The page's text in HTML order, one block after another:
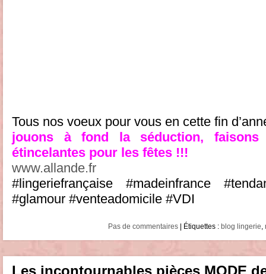
Tous nos voeux pour vous en cette fin
jouons à fond la séduction,
étincelantes pour les fêtes !!!
www.allande.fr
#lingeriefrançaise #madeinfrance
#glamour #venteadomicile #VDI
Pas de commentaires | Étiquettes : blog lingerie
Les incontournables pièces MODE